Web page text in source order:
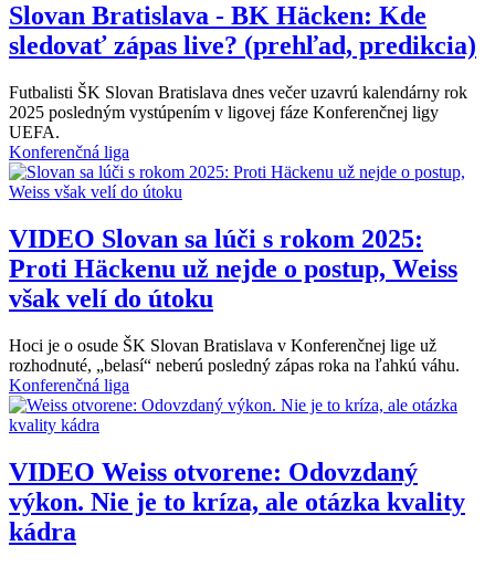
Slovan Bratislava - BK Häcken: Kde
sledovať zápas live? (prehľad, predikcia)
Futbalisti ŠK Slovan Bratislava dnes večer uzavrú kalendárny rok
2025 posledným vystúpením v ligovej fáze Konferenčnej ligy
UEFA.
Konferenčná liga
VIDEO Slovan sa lúči s rokom 2025:
Proti Häckenu už nejde o postup, Weiss
však velí do útoku
Hoci je o osude ŠK Slovan Bratislava v Konferenčnej lige už
rozhodnuté, „belasí“ neberú posledný zápas roka na ľahkú váhu.
Konferenčná liga
VIDEO Weiss otvorene: Odovzdaný
výkon. Nie je to kríza, ale otázka kvality
kádra